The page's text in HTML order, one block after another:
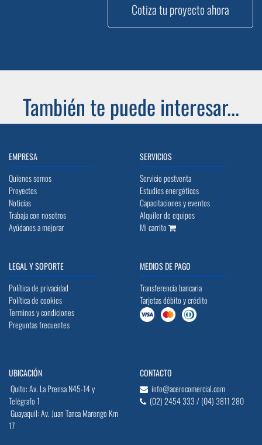
Cotiza tu proyecto ahora
También te puede interesar...
EMPRESA
Quienes somos
Proyectos
Noticias
Trabaja con nosotros
Ayúdanos a mejorar
SERVICIOS
Servicio postventa
Estudios energéticos
Capacitaciones y eventos
Alquiler de equipos
Mi carrito
LEGAL Y SOPORTE
Política de privacidad
Política de cookies
Terminos y condiciones
Preguntas frecuentes
MEDIOS DE PAGO
Transferencia bancaria
Tarjetas débito y crédito
UBICACIÓN
Quito: Av. La Prensa N45-14 y
Telégrafo 1
Guayaquil: Av. Juan Tanca Marengo Km
17
CONTACTO
info@acerocomercial.com
(02) 2454 333 / (04) 3811 280